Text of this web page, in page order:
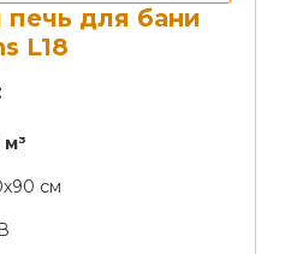
печь для бани
L18
м³
см